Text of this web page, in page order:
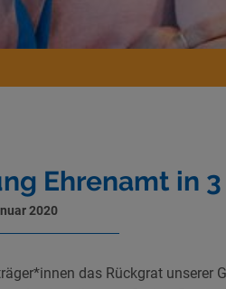
Ehrenamt in
2020
das Rückgrat unserer